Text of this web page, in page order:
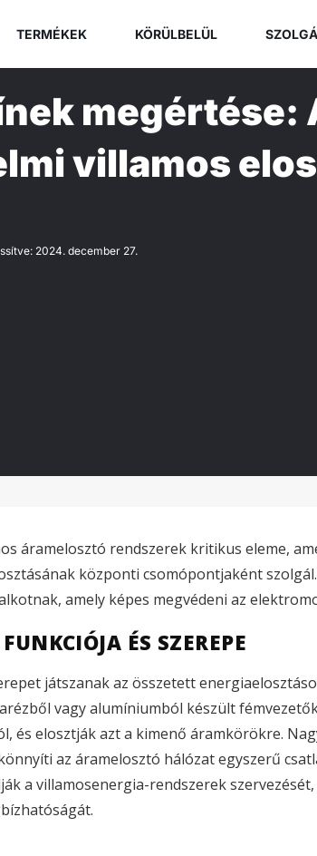
TERMÉKEK KÖRÜLBELÜL
megértése:
villamos
2024. december 27.
áramelosztó rendszerek kritikus eleme,
központi csomópontjaként
amely képes megvédeni az
ÉS SZEREPE
játszanak az összetett
vagy alumíniumból készült
és elosztják azt a kimenő áramkörökre.
az áramelosztó hálózat egyszerű
a villamosenergia-rendszerek